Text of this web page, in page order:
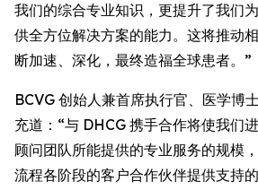
我们的综合专业知识，更提升了我们
供全方位解决方案的能力。这将推动
断加速、深化，最终造福全球患者。”
BCVG 创始人兼首席执行官、医学博
充道：“与 DHCG 携手合作将使我们
顾问团队所能提供的专业服务的规模
流程各阶段的客户合作伙伴提供支持